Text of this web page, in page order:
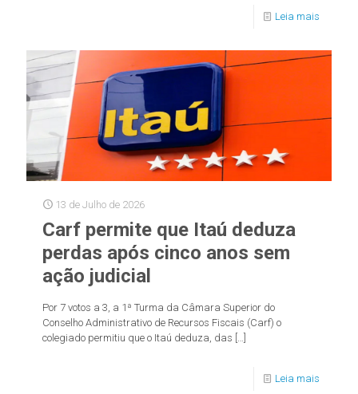
Leia mais
13 de Julho de 2026
Carf permite que Itaú deduza
perdas após cinco anos sem
ação judicial
Por 7 votos a 3, a 1ª Turma da Câmara Superior do
Conselho Administrativo de Recursos Fiscais (Carf) o
colegiado permitiu que o Itaú deduza, das […]
Leia mais